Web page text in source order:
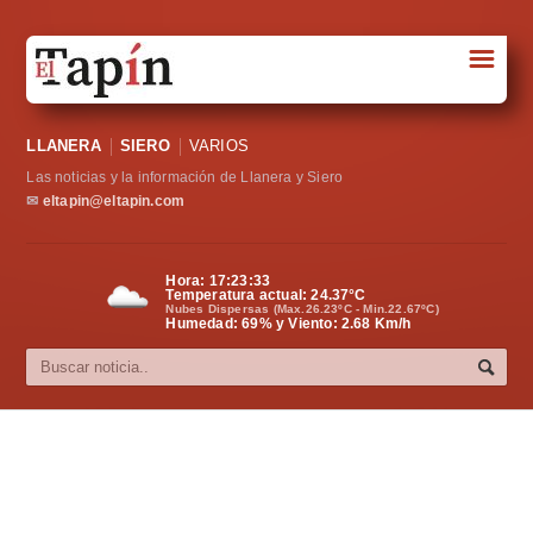
Sociedad
Política
Cultura
☰
LLANERA SIERO VARIOS
Las noticias y la información de Llanera y Siero
✉ eltapin@eltapin.com
Hora: 17:23:34
Temperatura actual:24.37°C
Nubes Dispersas (Max.26.23ºC - Min.22.67ºC)
Humedad: 69% y Viento: 2.68 Km/h